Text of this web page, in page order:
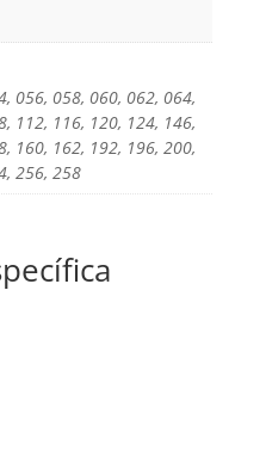
056, 058, 060, 062, 064,
112, 116, 120, 124, 146,
160, 162, 192, 196, 200,
256, 258